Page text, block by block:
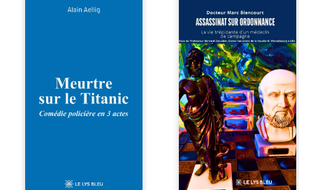
Et si le naufrage
en 1912, un
meurtre est
commis. Le drame
disparaît avec le
tard, la
Assassinat sur
ordonnance – La
vie trépidante
d’un médecin de
campagne est la
réédition enrichie
et actualisée du
témoignage du
Docteur Marc
Biencourt, ancien
médecin de
famille, qui revient
sur son parcours
médical, syndical
et ordinal. Depuis
septembre 2013, il